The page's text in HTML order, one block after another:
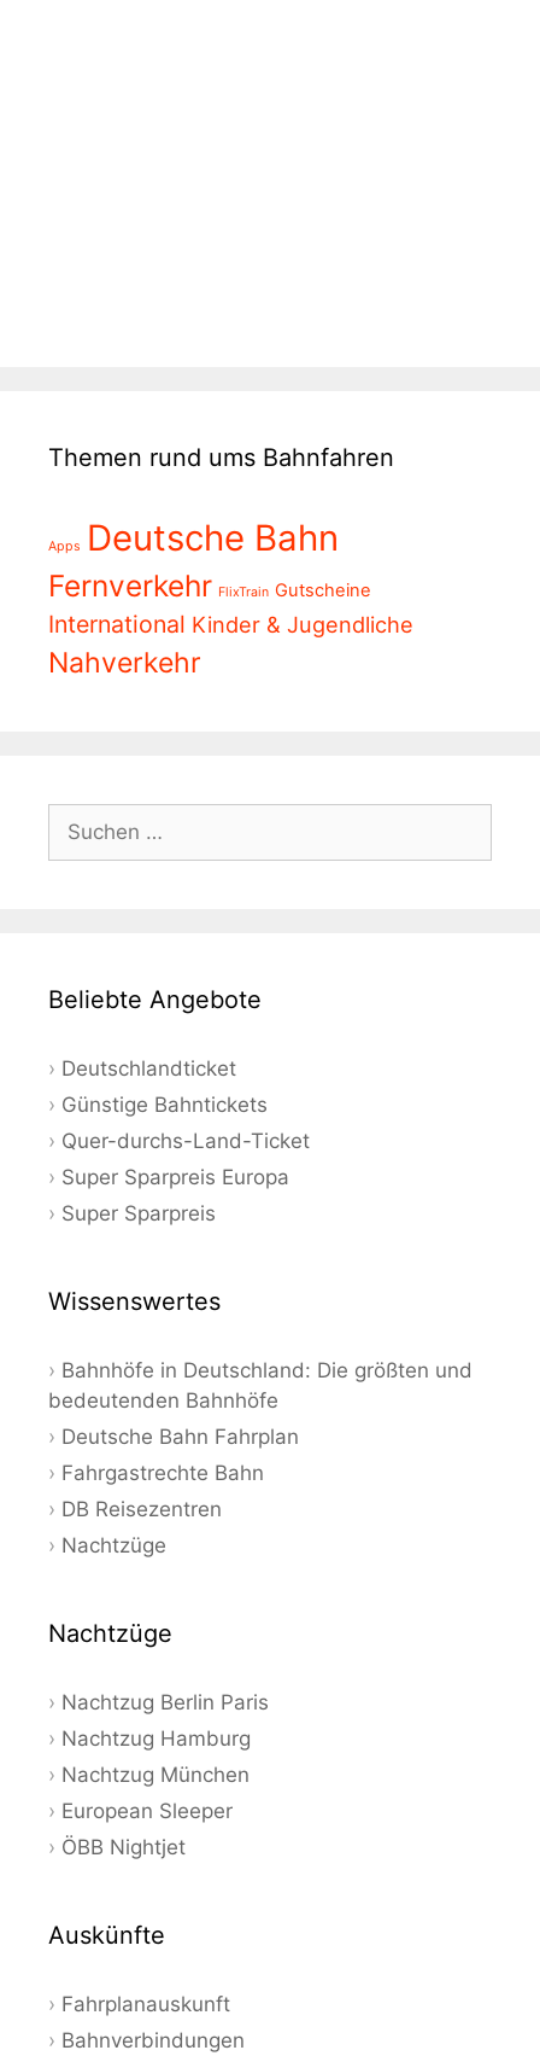
Themen rund ums Bahnfahren
Apps Deutsche Bahn
Fernverkehr FlixTrain Gutscheine
International Kinder & Jugendliche
Nahverkehr
Suchen
nach:
Beliebte Angebote
Deutschlandticket
Günstige Bahntickets
Quer-durchs-Land-Ticket
Super Sparpreis Europa
Super Sparpreis
Wissenswertes
Bahnhöfe in Deutschland: Die größten und
bedeutenden Bahnhöfe
Deutsche Bahn Fahrplan
Fahrgastrechte Bahn
DB Reisezentren
Nachtzüge
Nachtzüge
Nachtzug Berlin Paris
Nachtzug Hamburg
Nachtzug München
European Sleeper
ÖBB Nightjet
Auskünfte
Fahrplanauskunft
Bahnverbindungen